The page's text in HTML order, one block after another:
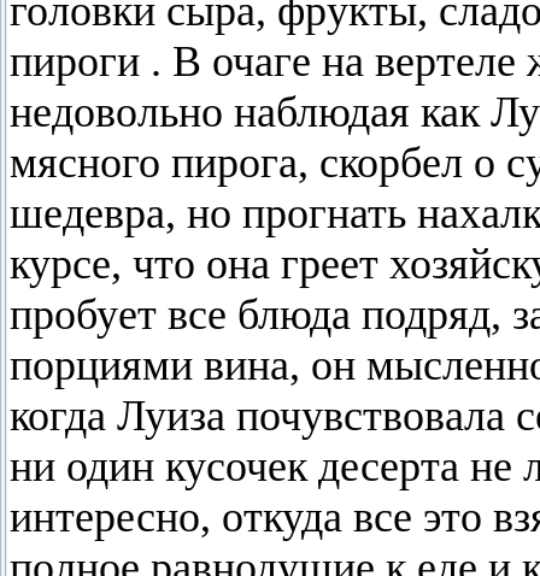
головки сыра, фрукты,
пироги . В очаге на
недовольно наблюдая как
мясного пирога, скорбел о
шедевра, но прогнать
курсе, что она греет
пробует все блюда подряд,
порциями вина, он
когда Луиза почувствовала
ни один кусочек десерта не
интересно, откуда все это